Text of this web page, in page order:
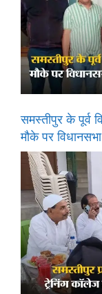
समस्तीपुर के पूर्व
मौके पर